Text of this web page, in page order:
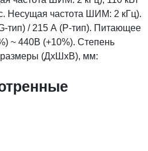
Несущая частота ШИМ: 2 кГц).
тип) / 215 А (P-тип). Питающее
~ 440В (+10%). Степень
(ДхШхВ), мм: